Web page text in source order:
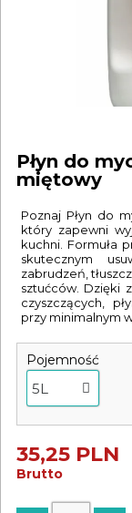
Płyn do
miętowy
Poznaj Płyn do
który zapewni
kuchni. Formuła
skutecznym
zabrudzeń,
sztućców. Dzięki
czyszczących,
przy minimalnym
Pojemność
35,25 PLN
Brutto